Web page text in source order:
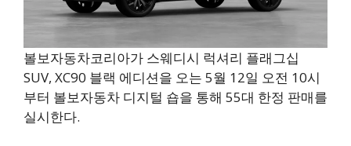
볼보자동차코리아가 스웨디시 럭셔리 플래그십
SUV, XC90 블랙 에디션을 오는 5월 12일 오전 10시
부터 볼보자동차 디지털 숍을 통해 55대 한정 판매를
실시한다.